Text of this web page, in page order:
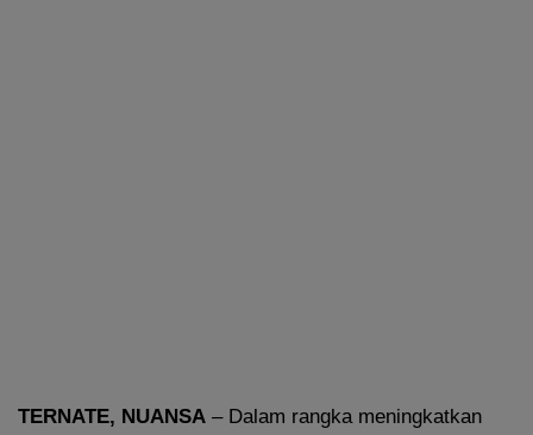
TERNATE, NUANSA – Dalam rangka meningkatkan